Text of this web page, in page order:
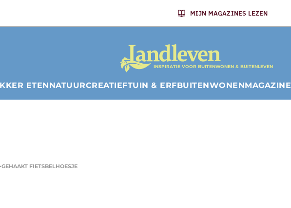
MIJN MAGAZINES LEZEN
INSPIRATIE VOOR BUITENWONEN & BUITENLEVEN
ETENNATUURCREATIEFTUIN & ERFBUITENWONENMAGAZINE
GEHAAKT FIETSBELHOESJE